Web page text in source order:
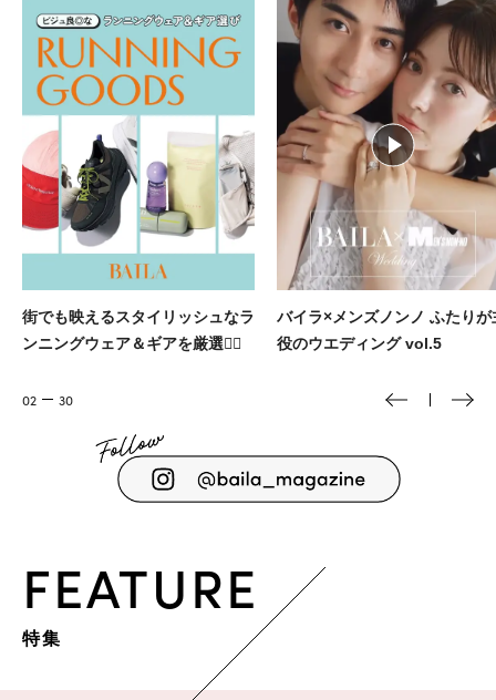
バイラ×メンズノンノ ふたりが主
役のウエディング vol.5
『殺し屋たちの店2』 岡田将生
と玄理さんにインタビュー🎤
03 30
FEATURE
特集